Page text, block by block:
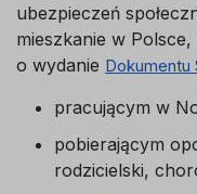
ubezpieczeń
mieszkanie w
o wydanie Dokumentu
pracującym w
pobierającym
rodzicielski,